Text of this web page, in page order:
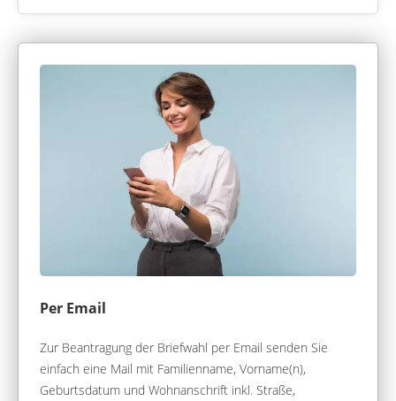
Per Email
Zur Beantragung der Briefwahl per Email senden Sie
einfach eine Mail mit Familienname, Vorname(n),
Geburtsdatum und Wohnanschrift inkl. Straße,